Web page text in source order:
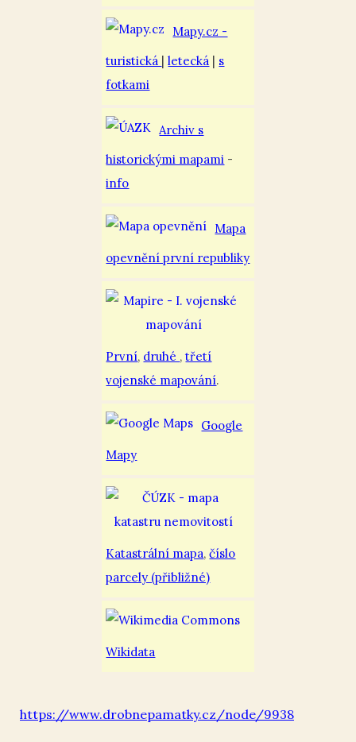
Mapy.cz -
turistická |letecká | s
fotkami
Archiv s
historickými mapami -
info
Mapa
opevnění první republiky
První, druhé ,třetí
vojenské mapování.
Google
Mapy
Katastrální mapa,číslo
parcely (přibližné)
Wikidata
https://www.drobnepamatky.cz/node/9938